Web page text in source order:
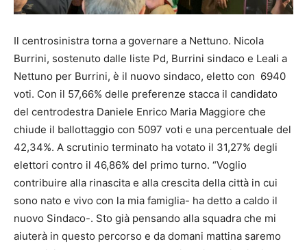
Il centrosinistra torna a governare a Nettuno. Nicola
Burrini, sostenuto dalle liste Pd, Burrini sindaco e Leali a
Nettuno per Burrini, è il nuovo sindaco, eletto con 6940
voti. Con il 57,66% delle preferenze stacca il candidato
del centrodestra Daniele Enrico Maria Maggiore che
chiude il ballottaggio con 5097 voti e una percentuale del
42,34%. A scrutinio terminato ha votato il 31,27% degli
elettori contro il 46,86% del primo turno. “Voglio
contribuire alla rinascita e alla crescita della città in cui
sono nato e vivo con la mia famiglia- ha detto a caldo il
nuovo Sindaco-. Sto già pensando alla squadra che mi
aiuterà in questo percorso e da domani mattina saremo